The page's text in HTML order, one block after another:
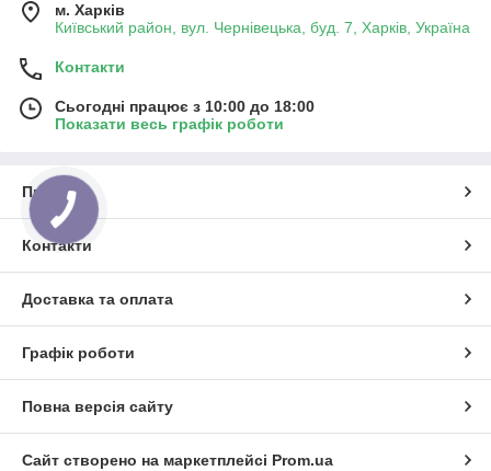
м. Харків
Київський район, вул. Чернівецька, буд. 7, Харків, Україна
Контакти
Сьогодні працює з 10:00 до 18:00
Показати весь графік роботи
Про нас
Контакти
Доставка та оплата
Графік роботи
Повна версія сайту
Сайт створено на маркетплейсі Prom.ua